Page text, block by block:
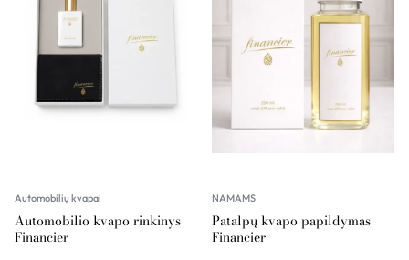
Automobilių kvapai
Automobilio kvapo rinkinys
Financier
NAMAMS
Patalpų kvapo papildymas
Financier